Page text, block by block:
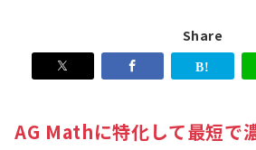
Share
AG Mathに特化して最短で